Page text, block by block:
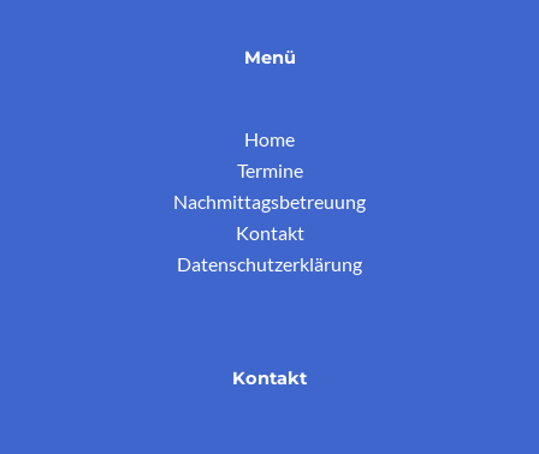
Menü
Home
Termine
Nachmittagsbetreuung
Kontakt
Datenschutzerklärung
Kontakt